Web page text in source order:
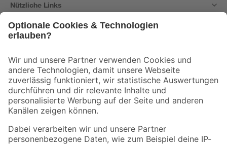
Nützliche Links
Der toom Newsletter: Keine Angebote und Aktionen mehr verpassen!
Zur Newsletter Anmeldung
Folge uns